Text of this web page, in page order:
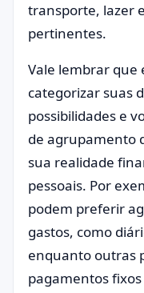
transporte, lazer
pertinentes.
Vale lembrar que
categorizar suas
possibilidades e
de agrupamento
sua realidade
pessoais. Por
podem preferir
gastos, como
enquanto outras
pagamentos